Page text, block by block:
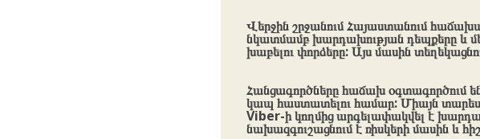
Վերջին շրջանում Հայաստանում
նկատմամբ խարդախության դեպքերը և
խաբելու փորձերը: Այս մասին
Հանցագործները հաճախ օգտագործում
կապ հաստատելու համար: Միայն
Viber-ի կողմից արգելափակվել է
նախազգուշացնում է ռիսկերի մասին և